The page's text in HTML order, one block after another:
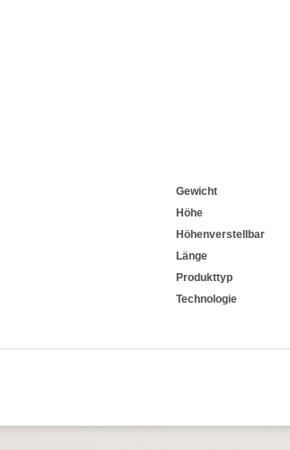
Gewicht
Höhe
Höhenverstellbar
Länge
Produkttyp
Technologie